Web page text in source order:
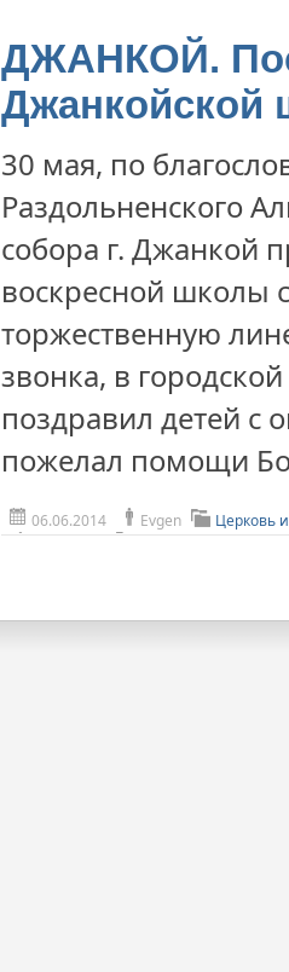
ДЖАНКОЙ.
Джанкойской
30 мая, по
Раздольненского
собора г. Джанкой
воскресной школы
торжественную
звонка, в
поздравил детей с
пожелал помощи
06.06.2014 Evgen Церковь